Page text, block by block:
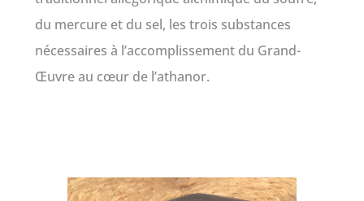
du mercure et du sel, les trois substances
nécessaires à l’accomplissement du Grand-
Œuvre au cœur de l’athanor.